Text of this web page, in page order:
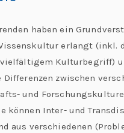
haben ein
erlangt (inkl.
Kulturbegriff)
Differenzen zwischen
und
können Inter- und
aus verschiedenen